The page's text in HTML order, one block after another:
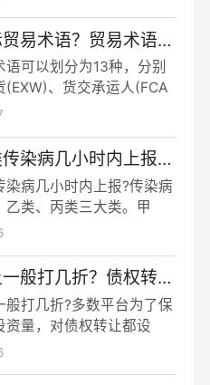
易术语？贸易术语在
起着积极的作用主要
个方面？_视点
语可以划分为13种，分别
(EXW)、货交承运人(FCA
染病几小时内上报？
了传染病算不算工
染病几小时内上报?传染病
乙类、丙类三大类。甲
般打几折？债权转让
般打几折?多数平台为了保
资量，对债权转让都设